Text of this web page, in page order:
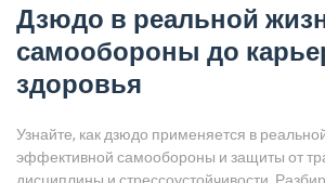
Дзюдо в реальной
самообороны до
здоровья
Узнайте, как дзюдо применяется в
эффективной самообороны и защиты от